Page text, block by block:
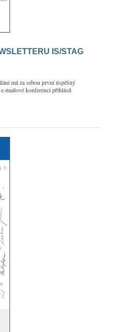
IS/STAG
má za sebou první úspěšný
mailové konferenci přihlásit